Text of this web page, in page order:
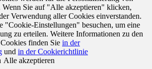
Wenn Sie auf "Alle akzeptieren" klicken,
Verwendung aller Cookies einverstanden.
"Cookie-Einstellungen" besuchen, um eine
zu erteilen. Weitere Informationen zu den
finden Sie in der
und in der Cookierichtlinie
Alle akzeptieren